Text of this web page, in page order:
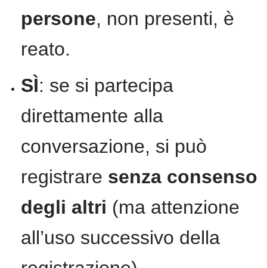
persone, non presenti, è
reato.
SÌ: se si partecipa
direttamente alla
conversazione, si può
registrare senza consenso
degli altri (ma attenzione
all’uso successivo della